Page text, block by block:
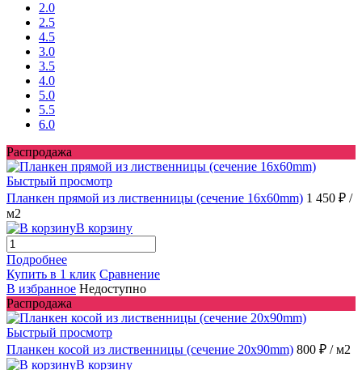
2.0
2.5
4.5
3.0
3.5
4.0
5.0
5.5
6.0
Распродажа
Быстрый просмотр
Планкен прямой из лиственницы (сечение 16х60mm) 1 450 ₽ /
м2
В корзину
Подробнее
Купить в 1 клик Сравнение
В избранное Недоступно
Распродажа
Быстрый просмотр
Планкен косой из лиственницы (сечение 20x90mm) 800 ₽ / м2
В корзину